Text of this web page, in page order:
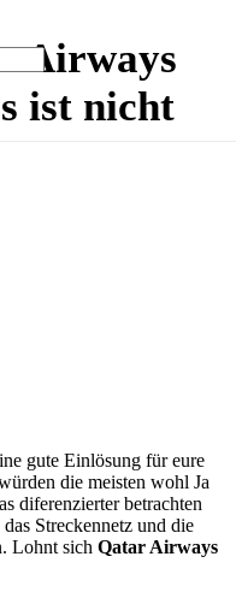
Airways
ist nicht
gute Einlösung für eure
die meisten wohl Ja
diferenzierter betrachten
Streckennetz und die
Lohnt sich Qatar Airways